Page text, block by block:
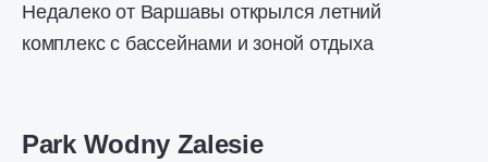
Недалеко от Варшавы открылся летний
комплекс с бассейнами и зоной отдыха
Park Wodny Zalesie